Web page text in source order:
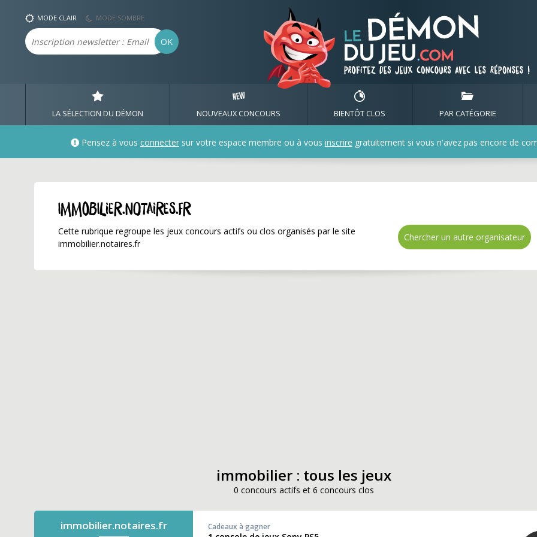
immobilier.notaires.fr ✅ Gagnez de nombreux
MODE CLAIR MODE SOMBRE
Email OK
LA SÉLECTION DU DÉMON NOUVEAUX CONCOURS BIENTÔT CLOS PAR CATÉGORIE
Pensez à vous connecter sur votre espace membre ou à vous inscrire gratuitement si vous n'avez pas encore de
immobilier.notaires.fr
Cette rubrique regroupe les jeux concours actifs ou clos organisés par le site
immobilier.notaires.fr
Chercher un autre organisateur
immobilier : tous les jeux
0 concours actifs et 6 concours clos
immobilier.notaires.fr Cadeaux à gagner